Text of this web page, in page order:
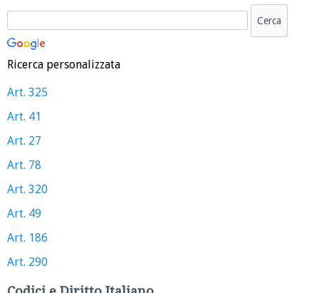
Ricerca personalizzata
Art. 325
Art. 41
Art. 27
Art. 78
Art. 320
Art. 49
Art. 186
Art. 290